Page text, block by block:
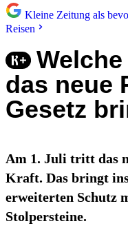
Kleine Zeitung als
Reisen
das neue
Gesetz
Am 1. Juli tritt das
Kraft. Das bringt
erweiterten Schutz
Stolpersteine.